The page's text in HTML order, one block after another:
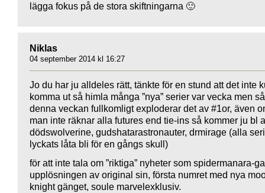
lägga fokus på de stora skiftningarna 🙂
Niklas
04 september 2014 kl 16:27
Jo du har ju alldeles rätt, tänkte för en stund att det inte
komma ut så himla många ”nya” serier var vecka men så
denna veckan fullkomligt exploderar det av #1or, även
man inte räknar alla futures end tie-ins så kommer ju bl a
dödswolverine, gudshatarastronauter, drmirage (alla
lyckats låta bli för en gångs skull)
för att inte tala om ”riktiga” nyheter som spidermanara-
upplösningen av original sin, första numret med nya
knight gänget, soule marvelexklusiv.